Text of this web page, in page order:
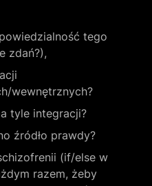
tego
zdań?),
wewnętrznych?
tyle integracji?
źródło prawdy?
(if/else w
razem, żeby